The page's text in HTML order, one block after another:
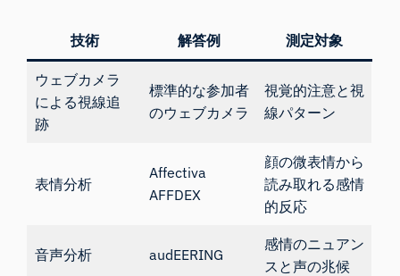
技術 解答例 測定対象
ウェブカメラ
による視線追
跡
標準的な参加者
のウェブカメラ
視覚的注意と視
線パターン
表情分析
Affectiva
AFFDEX
顔の微表情から
読み取れる感情
的反応
音声分析 audEERING
感情のニュアン
スと声の兆候